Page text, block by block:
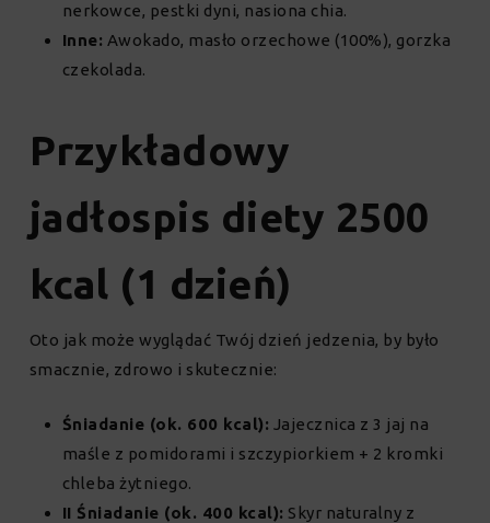
nerkowce, pestki dyni, nasiona chia.
Inne: Awokado, masło orzechowe (100%), gorzka
czekolada.
Przykładowy
jadłospis diety 2500
kcal (1 dzień)
Oto jak może wyglądać Twój dzień jedzenia, by było
smacznie, zdrowo i skutecznie:
Śniadanie (ok. 600 kcal): Jajecznica z 3 jaj na
maśle z pomidorami i szczypiorkiem + 2 kromki
chleba żytniego.
II Śniadanie (ok. 400 kcal): Skyr naturalny z